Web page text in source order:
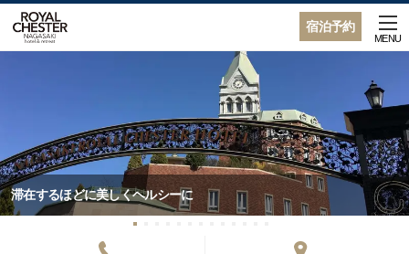
宿泊予約
MENU
滞在するほどに美しくヘルシーに